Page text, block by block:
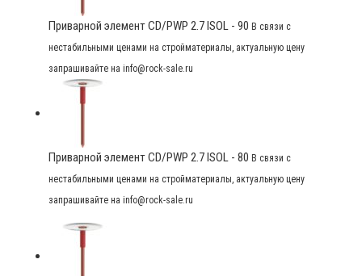
Приварной элемент CD/PWP 2.7 ISOL - 90 В связи с
нестабильными ценами на стройматериалы, актуальную цену
запрашивайте на info@rock-sale.ru
Приварной элемент CD/PWP 2.7 ISOL - 80 В связи с
нестабильными ценами на стройматериалы, актуальную цену
запрашивайте на info@rock-sale.ru